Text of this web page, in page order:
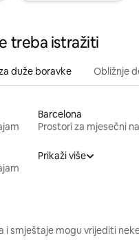
treba istražiti
duže boravke Obližnje
Barcelona
Prostori za mjesečni
Prikaži više
i smještaje mogu vrijediti